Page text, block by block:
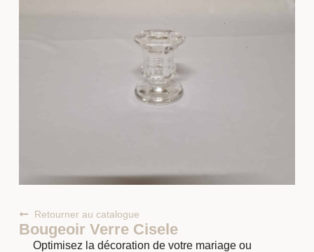
Retourner au catalogue
Bougeoir Verre Cisele
Optimisez la décoration de votre mariage ou